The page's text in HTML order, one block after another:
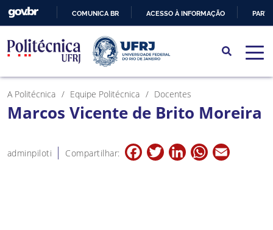
PARA
O
CONTEÚDO
COMUNICA BR ACESSO À INFORMAÇÃO
A Politécnica Equipe Politécnica Docentes
Marcos Vicente de Brito Moreira
adminpiloti Compartilhar: Facebook
TwitterLinkedInWhatsApp
Email